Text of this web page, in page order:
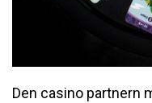
Den casino partnern